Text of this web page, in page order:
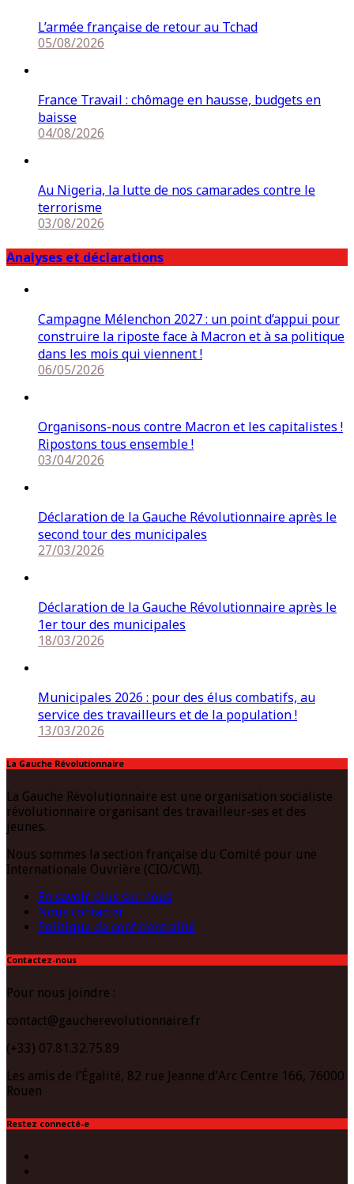
L’armée française de retour au Tchad
05/08/2026
France Travail : chômage en hausse, budgets en
baisse
04/08/2026
Au Nigeria, la lutte de nos camarades contre le
terrorisme
03/08/2026
Analyses et déclarations
Campagne Mélenchon 2027 : un point d’appui pour
construire la riposte face à Macron et à sa politique
dans les mois qui viennent !
06/05/2026
Organisons-nous contre Macron et les capitalistes !
Ripostons tous ensemble !
03/04/2026
Déclaration de la Gauche Révolutionnaire après le
second tour des municipales
27/03/2026
Déclaration de la Gauche Révolutionnaire après le
1er tour des municipales
18/03/2026
Municipales 2026 : pour des élus combatifs, au
service des travailleurs et de la population !
13/03/2026
La Gauche Révolutionnaire
La Gauche Révolutionnaire est une organisation socialiste
révolutionnaire organisant des travailleur-ses et des
jeunes.
Nous sommes la section française du Comité pour une
Internationale Ouvrière (CIO/CWI).
En savoir plus sur nous
Nous contacter
Politique de confidentialité
Contactez-nous
Pour nous joindre :
contact@gaucherevolutionnaire.fr
(+33) 07.81.32.75.89
Les amis de l’Égalité, 82 rue Jeanne d’Arc Centre 166, 76000
Rouen
Restez connecté-e